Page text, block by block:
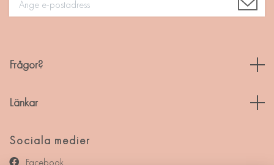
Frågor?
Länkar
Sociala medier
Facebook